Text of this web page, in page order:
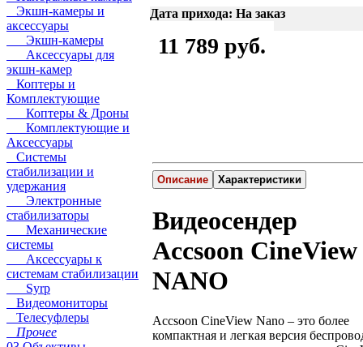
Экшн-камеры и
аксессуары
Экшн-камеры
Аксессуары для
экшн-камер
Коптеры и
Комплектующие
Коптеры & Дроны
Комплектующие и
Аксессуары
Системы
стабилизации и
удержания
Электронные
стабилизаторы
Механические
системы
Аксессуары к
системам стабилизации
Syrp
Видеомониторы
Телесуфлеры
Прочее
Дата прихода: На заказ
11 789 руб.
Описание Характеристики
Видеосендер
Accsoon CineView
NANO
Accsoon CineView Nano – это более
компактная и легкая версия